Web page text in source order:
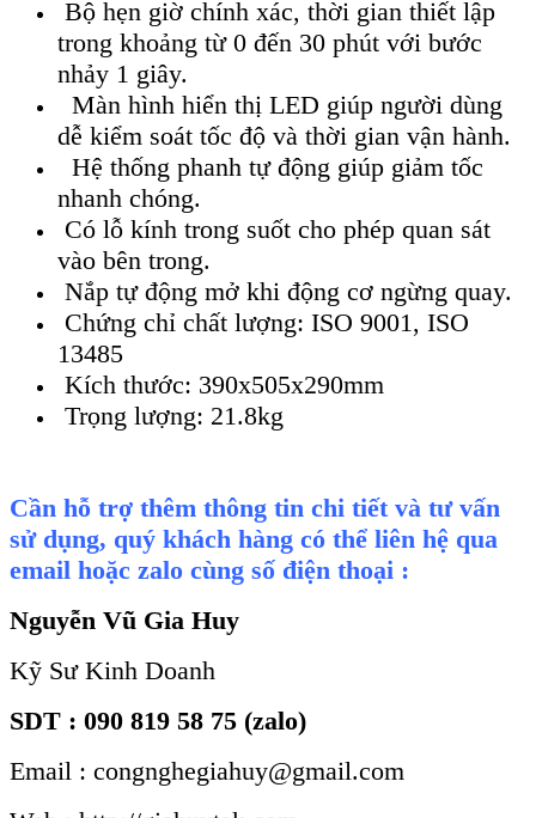
Bộ hẹn giờ chính xác, thời gian thiết lập
trong khoảng từ 0 đến 30 phút với bước
nhảy 1 giây.
Màn hình hiển thị LED giúp người dùng
dễ kiểm soát tốc độ và thời gian vận hành.
Hệ thống phanh tự động giúp giảm tốc
nhanh chóng.
Có lỗ kính trong suốt cho phép quan sát
vào bên trong.
Nắp tự động mở khi động cơ ngừng quay.
Chứng chỉ chất lượng: ISO 9001, ISO
13485
Kích thước: 390x505x290mm
Trọng lượng: 21.8kg
Cần hỗ trợ thêm thông tin chi tiết và tư vấn
sử dụng, quý khách hàng có thể liên hệ qua
email hoặc zalo cùng số điện thoại :
Nguyễn Vũ Gia Huy
Kỹ Sư Kinh Doanh
SDT : 090 819 58 75 (zalo)
Email : congnghegiahuy@gmail.com